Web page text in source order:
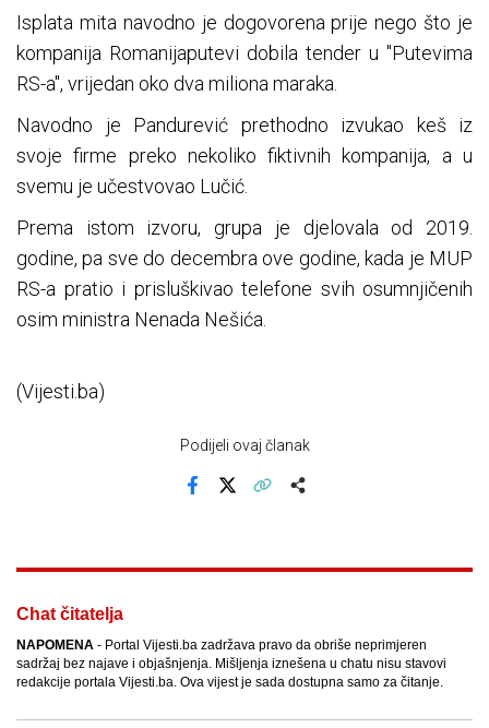
Isplata mita navodno je dogovorena prije nego što je
kompanija Romanijaputevi dobila tender u "Putevima
RS-a", vrijedan oko dva miliona maraka.
Navodno je Pandurević prethodno izvukao keš iz
svoje firme preko nekoliko fiktivnih kompanija, a u
svemu je učestvovao Lučić.
Prema istom izvoru, grupa je djelovala od 2019.
godine, pa sve do decembra ove godine, kada je MUP
RS-a pratio i prisluškivao telefone svih osumnjičenih
osim ministra Nenada Nešića.
(Vijesti.ba)
Podijeli ovaj članak
Chat čitatelja
NAPOMENA - Portal Vijesti.ba zadržava pravo da obriše neprimjeren
sadržaj bez najave i objašnjenja. Mišljenja iznešena u chatu nisu stavovi
redakcije portala Vijesti.ba. Ova vijest je sada dostupna samo za čitanje.